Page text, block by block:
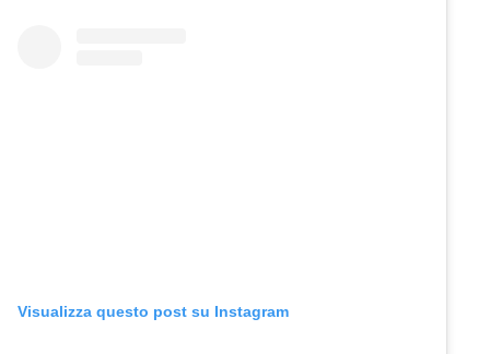
Visualizza questo post su Instagram